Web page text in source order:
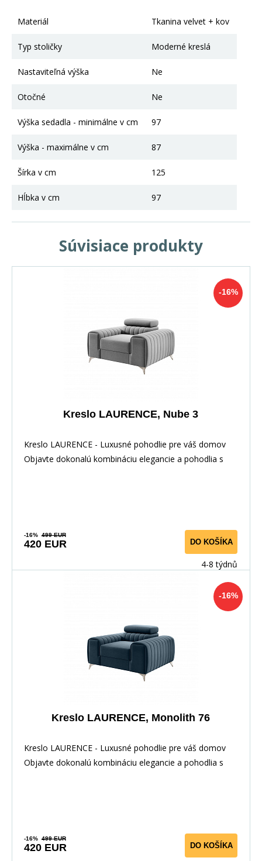
Materiál Tkanina velvet + kov
Typ stoličky Moderné kreslá
Nastaviteľná výška Ne
Otočné Ne
Výška sedadla - minimálne v cm 97
Výška - maximálne v cm 87
Šírka v cm 125
Hĺbka v cm 97
Súvisiace produkty
-16%
Kreslo LAURENCE, Nube 3
Kreslo LAURENCE - Luxusné pohodlie pre váš domov
Objavte dokonalú kombináciu elegancie a pohodlia s
-16% 499 EUR
420 EUR DO KOŠÍKA
4-8 týdnů
-16%
Kreslo LAURENCE, Monolith 76
Kreslo LAURENCE - Luxusné pohodlie pre váš domov
Objavte dokonalú kombináciu elegancie a pohodlia s
-16% 499 EUR
420 EUR DO KOŠÍKA